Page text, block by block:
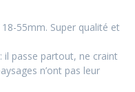
55mm. Super qualité et
: il passe partout, ne craint
n’ont pas leur